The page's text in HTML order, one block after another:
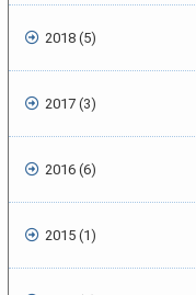
2018 (5)
2017 (3)
2016 (6)
2015 (1)